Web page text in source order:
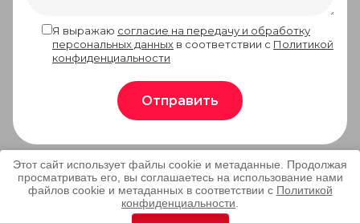
Я выражаю согласие на передачу и обработку
персональных данных в соответствии с Политикой
конфиденциальности
Отправить
Этот сайт использует файлы cookie и метаданные. Продолжая
просматривать его, вы соглашаетесь на использование нами
файлов cookie и метаданных в соответствии с Политикой
конфиденциальности
Copyright © 2020 - 2026 ООО
Продоптица
Политика конфиденциальности
Мегагрупп.ру